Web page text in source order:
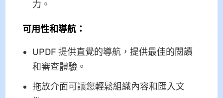
力。
可用性和導航：
UPDF 提供直覺的導航，提供最佳的閱讀
和審查體驗。
拖放介面可讓您輕鬆組織內容和匯入文